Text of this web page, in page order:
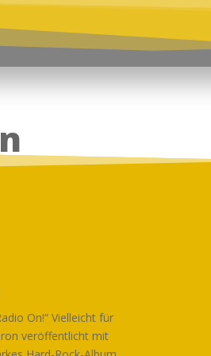
On!“ Vielleicht für
veröffentlicht mit